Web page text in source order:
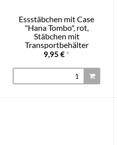
Essstäbchen mit Case
"Hana Tombo", rot,
Stäbchen mit
Transportbehälter
9,95 € *